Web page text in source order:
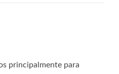
principalmente para